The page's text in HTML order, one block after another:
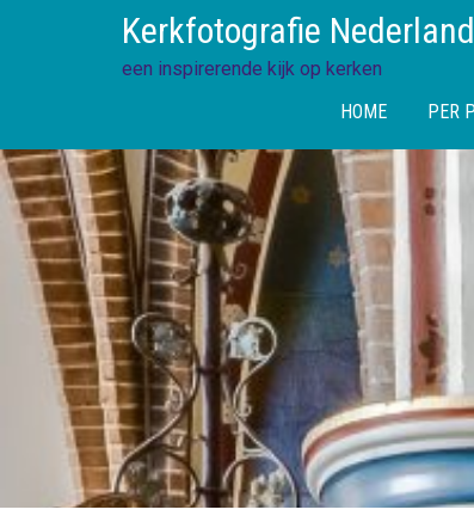
Kerkfotografie Nederland
een inspirerende kijk op kerken
HOME
PER